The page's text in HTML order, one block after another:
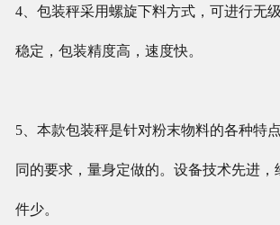
4、包装秤采用螺旋下料方式，可进行无
稳定，包装精度高，速度快。
5、本款包装秤是针对粉末物料的各种特
同的要求，量身定做的。设备技术先进，
件少。